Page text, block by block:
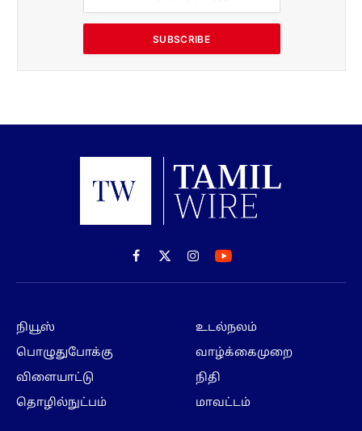
SUBSCRIBE
Facebook
X
(Twitter)
Instagram
நியூஸ்
பொழுதுபோக்கு
விளையாட்டு
தொழில்நுட்பம்
உடல்நலம்
வாழ்க்கைமுறை
நிதி
மாவட்டம்